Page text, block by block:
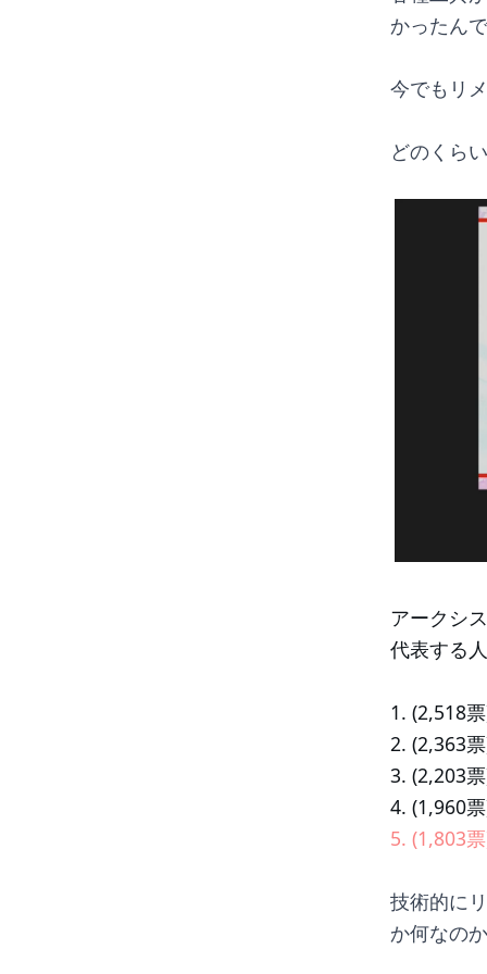
かったん
今でもリ
どのくら
アークシ
代表する
1. (2,518
2. (2,363
3. (2,203
4. (1,960
5. (1,803
技術的に
か何なの